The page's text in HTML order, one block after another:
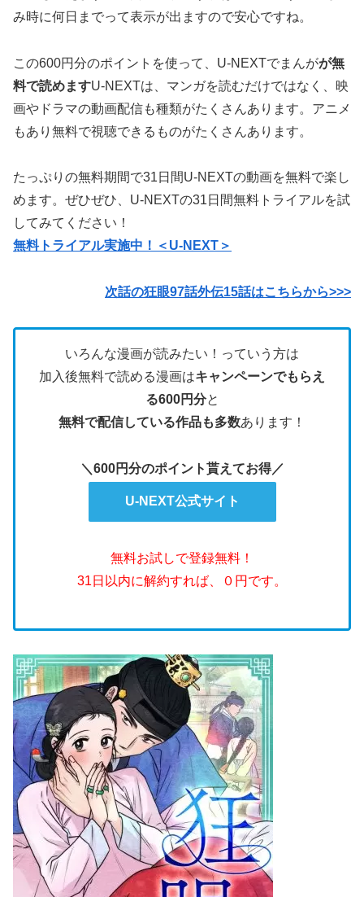
み時に何日までって表示が出ますので安心ですね。
この600円分のポイントを使って、U-NEXTでまんがが無
料で読めますU-NEXTは、マンガを読むだけではなく、映
画やドラマの動画配信も種類がたくさんあります。アニメ
もあり無料で視聴できるものがたくさんあります。
たっぷりの無料期間で31日間U-NEXTの動画を無料で楽し
めます。ぜひぜひ、U-NEXTの31日間無料トライアルを試
してみてください！
無料トライアル実施中！＜U-NEXT＞
次話の狂眼97話外伝15話はこちらから>>>
いろんな漫画が読みたい！っていう方は
加入後無料で読める漫画はキャンペーンでもらえ
る600円分と
無料で配信している作品も多数あります！
＼600円分のポイント貰えてお得／
U-NEXT公式サイト
無料お試しで登録無料！
31日以内に解約すれば、０円です。